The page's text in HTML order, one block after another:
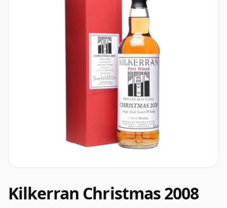
Kilkerran Christmas 2008